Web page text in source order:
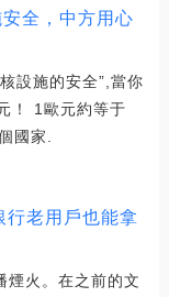
全，中方用心
設施的安全”,當你
！ 1歐元約等于
國家.
行老用戶也能拿
煙火。在之前的文